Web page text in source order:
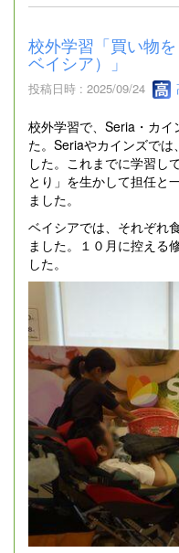
校外学習「買い物
ベイシア）」
投稿日時 : 2025/09/24
校外学習で、Seria・カイ
た。Seriaやカインズで
した。これまでに学習し
とり」を生かして担任と
ました。
ベイシアでは、それぞれ
ました。１０月に控える
した。